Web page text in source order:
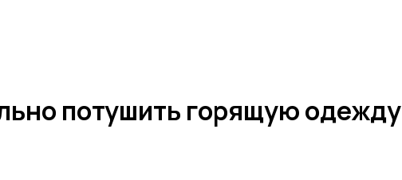
потушить горящую одежду